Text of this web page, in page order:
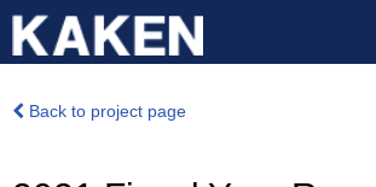
Back to project page